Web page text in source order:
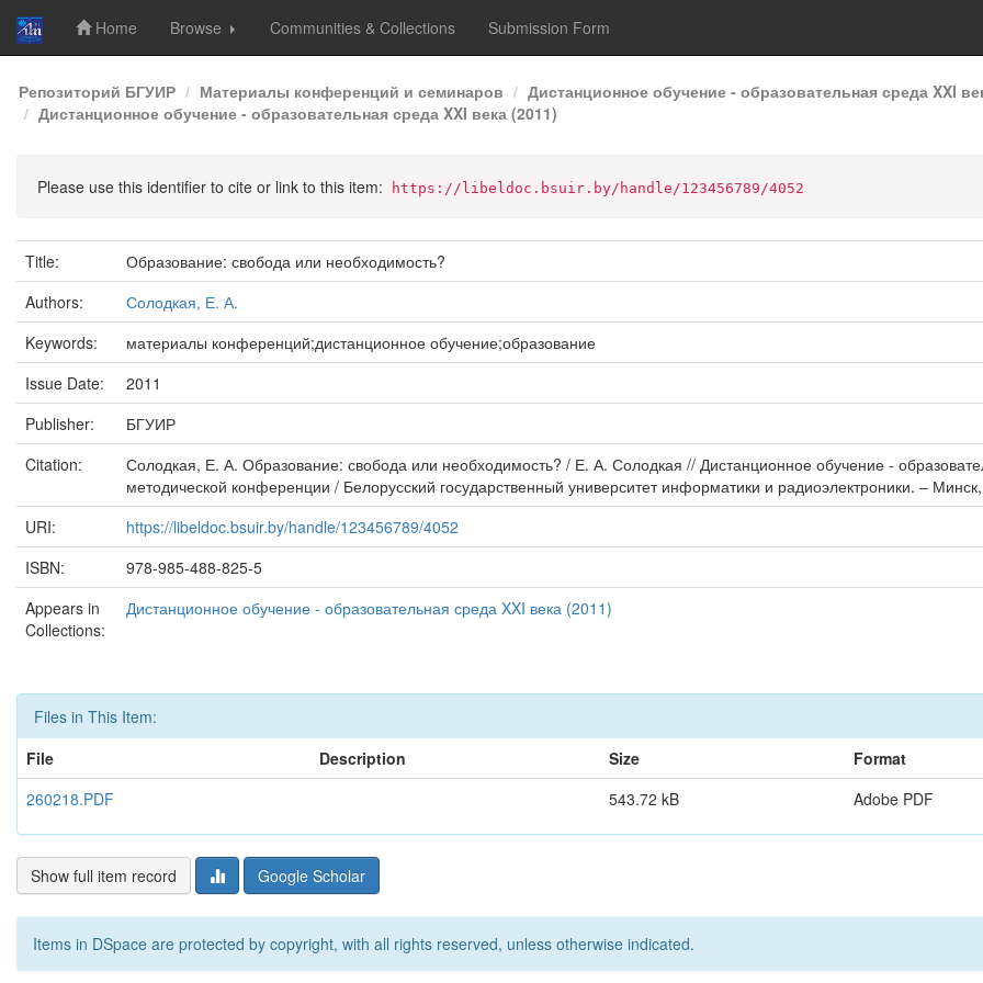
Skip
navigation
Home Browse Communities & Collections Submission Form
Репозиторий БГУИР Материалы конференций и семинаров
Дистанционное обучение - образовательная среда XXI
Дистанционное обучение - образовательная среда XXI века (2011)
Please use this identifier to cite or link to this item: https://libeldoc.bsuir.by/handle/123456789/4052
Title:
Образование: свобода или необходимость?
Authors:
Солодкая, Е. А.
Keywords:
материалы конференций;дистанционное обучение;образование
Issue Date:
2011
Publisher:
БГУИР
Citation:
Солодкая, Е. А. Образование: свобода или необходимость? / Е. А. Солодкая // Дистанционное обучение -
методической конференции / Белорусский государственный университет информатики и радиоэлектроники. –
URI:
https://libeldoc.bsuir.by/handle/123456789/4052
ISBN:
978-985-488-825-5
Appears in
Collections:
Дистанционное обучение - образовательная среда XXI века (2011)
Files in This Item:
File
Description Size
Format
260218.PDF
543.72 kB Adobe PDF
Show full item record Google Scholar
Items in DSpace are protected by copyright, with all rights reserved, unless otherwise indicated.